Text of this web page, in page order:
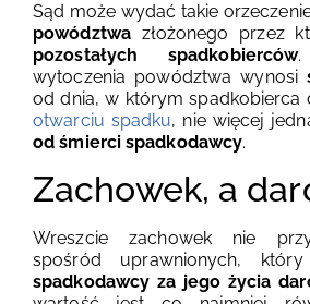
Sąd może wydać takie
powództwazłożonego przez
pozostałych spadkobierców.
wytoczenia powództwa wynosi
od dnia, w którym spadkobierca
otwarciu spadku, nie więcej
od śmierci spadkodawcy.
Zachowek, a
Wreszcie zachowek nie
spośród uprawnionych,
spadkodawcy za jego życia